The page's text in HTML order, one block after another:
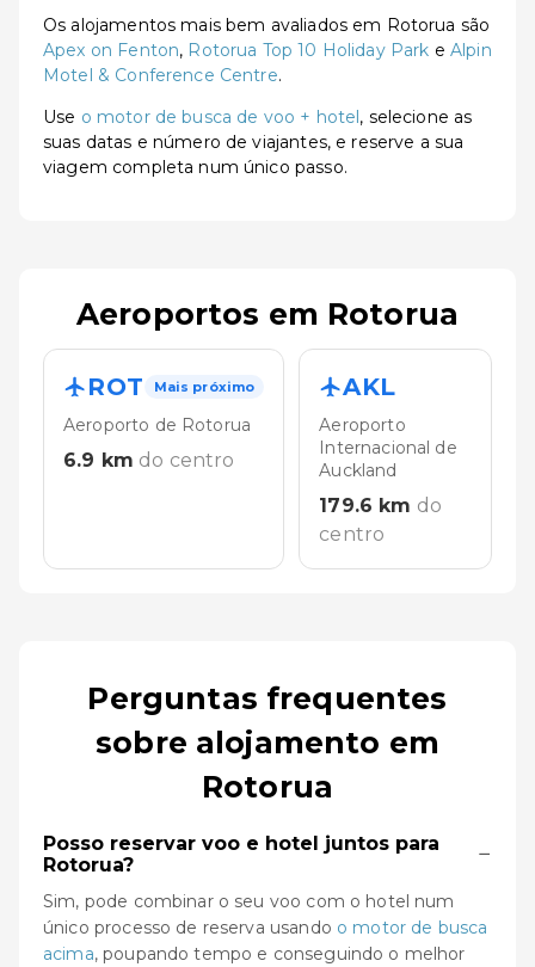
Os alojamentos mais bem avaliados em Rotorua são
Apex on Fenton, Rotorua Top 10 Holiday Park e Alpin
Motel & Conference Centre.
Use o motor de busca de voo + hotel, selecione as
suas datas e número de viajantes, e reserve a sua
viagem completa num único passo.
Aeroportos em Rotorua
ROT Mais próximo
Aeroporto de Rotorua
6.9 km do centro
AKL
Aeroporto
Internacional de
Auckland
179.6 km do
centro
Perguntas frequentes
sobre alojamento em
Rotorua
Posso reservar voo e hotel juntos para
Rotorua?
−
Sim, pode combinar o seu voo com o hotel num
único processo de reserva usando o motor de busca
acima, poupando tempo e conseguindo o melhor